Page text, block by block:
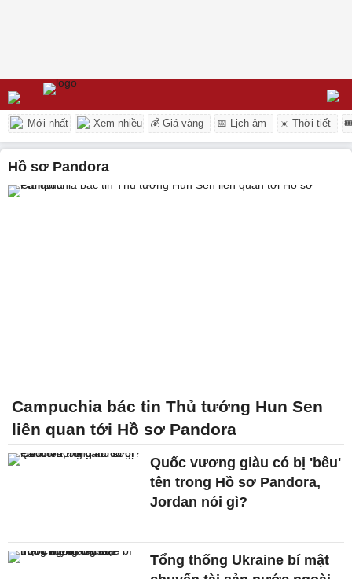
Mới nhất Xem nhiều 💰 Giá vàng 📅 Lịch âm ☀️ Thời tiết
Hồ sơ Pandora
Campuchia bác tin Thủ tướng Hun Sen
liên quan tới Hồ sơ Pandora
Quốc vương giàu có bị 'bêu'
tên trong Hồ sơ Pandora,
Jordan nói gì?
Tổng thống Ukraine bí mật